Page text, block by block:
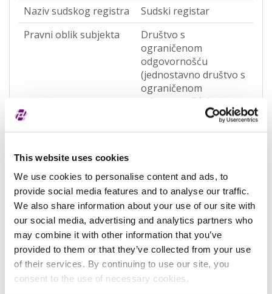
This website uses cookies
We use cookies to personalise content and ads, to
provide social media features and to analyse our traffic.
We also share information about your use of our site with
our social media, advertising and analytics partners who
may combine it with other information that you’ve
provided to them or that they’ve collected from your use
of their services. By continuing to use our site, you
consent to the use of necessary cookies.
Naziv sudskog registra
Sudski registar
Pravni oblik subjekta
Društvo s
ograničenom
odgovornošću
(jednostavno društvo s
ograničenom
odgovornošću)
Status subjekta
Vrsta subjekta
General
Vezani subjekt
-
LEI vezanog subjekta
-
Potvrđeno kod
Sudski registar
(RA000156)